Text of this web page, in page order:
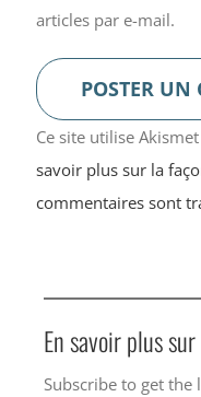
articles par e-mail.
Ce site utilise
savoir plus sur la
commentaires sont
En savoir plus
Subscribe to get